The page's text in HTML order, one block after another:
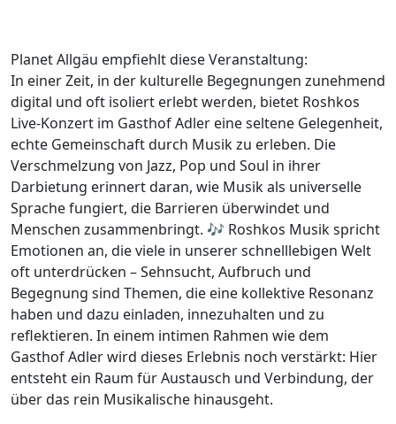
Planet Allgäu empfiehlt diese Veranstaltung:
In einer Zeit, in der kulturelle Begegnungen zunehmend
digital und oft isoliert erlebt werden, bietet Roshkos
Live-Konzert im Gasthof Adler eine seltene Gelegenheit,
echte Gemeinschaft durch Musik zu erleben. Die
Verschmelzung von Jazz, Pop und Soul in ihrer
Darbietung erinnert daran, wie Musik als universelle
Sprache fungiert, die Barrieren überwindet und
Menschen zusammenbringt. 🎶 Roshkos Musik spricht
Emotionen an, die viele in unserer schnelllebigen Welt
oft unterdrücken – Sehnsucht, Aufbruch und
Begegnung sind Themen, die eine kollektive Resonanz
haben und dazu einladen, innezuhalten und zu
reflektieren. In einem intimen Rahmen wie dem
Gasthof Adler wird dieses Erlebnis noch verstärkt: Hier
entsteht ein Raum für Austausch und Verbindung, der
über das rein Musikalische hinausgeht.